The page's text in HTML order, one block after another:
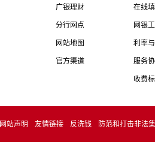
广银理财
分行网点
网站地图
官方渠道
在线
网银
利率
服务
收费
网站声明 友情链接 反洗钱 防范和打击非法